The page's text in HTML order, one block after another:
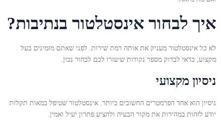
איך לבחור אינסטלטור בנתיבות?
לא כל אינסטלטור מעניק את אותה רמת שירות. לפני שאתם מזמינים בעל
מקצוע, כדאי לבדוק מספר נקודות שיעזרו לכם לבחור נכון.
ניסיון מקצועי
ניסיון הוא אחד הפרמטרים החשובים ביותר. אינסטלטור שטיפל במאות תקלות
יודע לזהות במהירות את מקור הבעיה ולהציע פתרון יעיל ואמין.